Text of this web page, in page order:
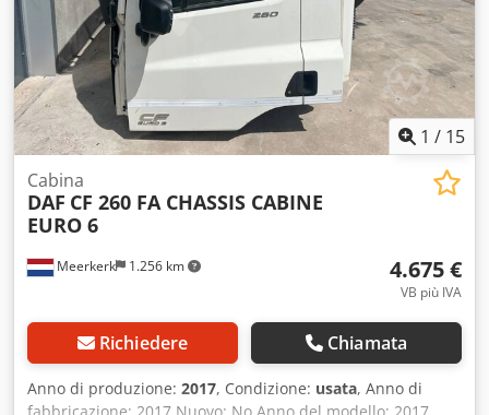
1 / 15
Meerkerk 1.256 km
Cabina
DAF CF 260 FA CHASSIS CABINE
EURO 6
4.675 €
VB più IVA
Richiedere Chiamata
Anno di produzione: 2017, Condizione: usata, Anno di